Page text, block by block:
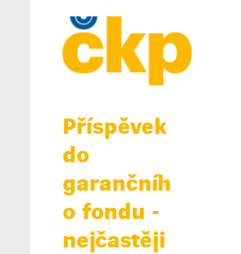
Příspěvek
do
garančníh
o fondu -
nejčastěji